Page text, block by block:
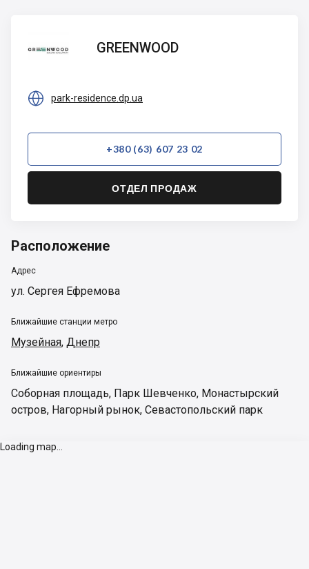
GREENWOOD
 park-residence.dp.ua
+380 (63) 607 23 02
ОТДЕЛ ПРОДАЖ
Расположение
Адрес
ул. Сергея Ефремова
Ближайшие станции метро
Музейная, Днепр
Ближайшие ориентиры
Соборная площадь, Парк Шевченко, Монастырский
остров, Нагорный рынок, Севастопольский парк
Loading map...